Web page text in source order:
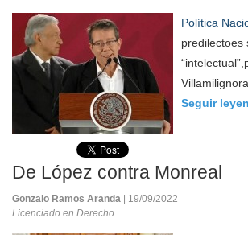
Política
predilectoes
Seguir
De López contra Monreal
Gonzalo Ramos Aranda
| 19/09/2022
Licenciado en Derecho